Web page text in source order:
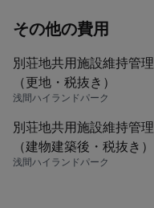
その他の費用
別荘地共用施設維持管
（更地・税抜き）
浅間ハイランドパーク
別荘地共用施設維持管
（建物建築後・税抜き）
浅間ハイランドパーク